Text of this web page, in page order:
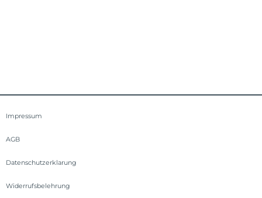
Impressum
AGB
Datenschutzerklarung
Widerrufsbelehrung